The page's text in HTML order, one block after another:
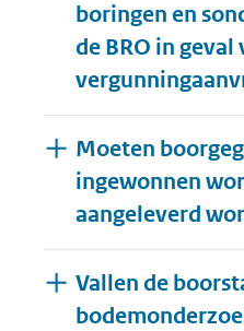
boringen en
de BRO in geval
Moeten
ingewonnen
aangeleverd
Vallen de